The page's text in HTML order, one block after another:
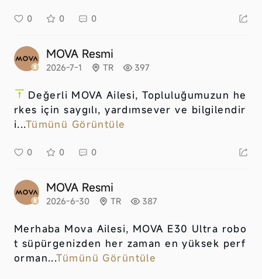
0 0 0
MOVA Resmi
2026-7-1 TR 397
Değerli MOVA Ailesi, Topluluğumuzun he
rkes için saygılı, yardımsever ve bilgilendir
i...Tümünü Görüntüle
0 0 0
MOVA Resmi
2026-6-30 TR 387
Merhaba Mova Ailesi, MOVA E30 Ultra robo
t süpürgenizden her zaman en yüksek perf
orman...Tümünü Görüntüle